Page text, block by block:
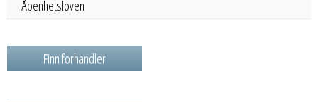
Åpenhetsloven
Finn forhandler